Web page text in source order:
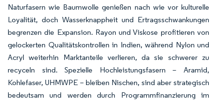
Naturfasern wie Baumwolle genießen nach wie vor kulturelle
Loyalität, doch Wasserknappheit und Ertragsschwankungen
begrenzen die Expansion. Rayon und Viskose profitieren von
gelockerten Qualitätskontrollen in Indien, während Nylon und
Acryl weiterhin Marktanteile verlieren, da sie schwerer zu
recyceln sind. Spezielle Hochleistungsfasern – Aramid,
Kohlefaser, UHMWPE – bleiben Nischen, sind aber strategisch
bedeutsam und werden durch Programmfinanzierung im